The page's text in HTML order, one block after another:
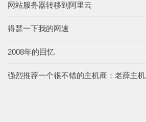
网站服务器转移到阿里云
得瑟一下我的网速
2008年的回忆
强烈推荐一个很不错的主机商：老薛主机